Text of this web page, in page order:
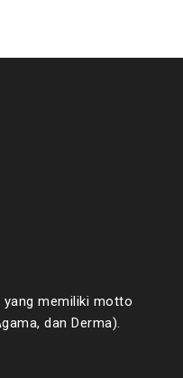
yang memiliki motto
dan Derma).